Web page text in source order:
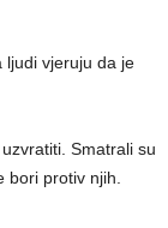
ljudi vjeruju da je
Smatrali su
protiv njih.